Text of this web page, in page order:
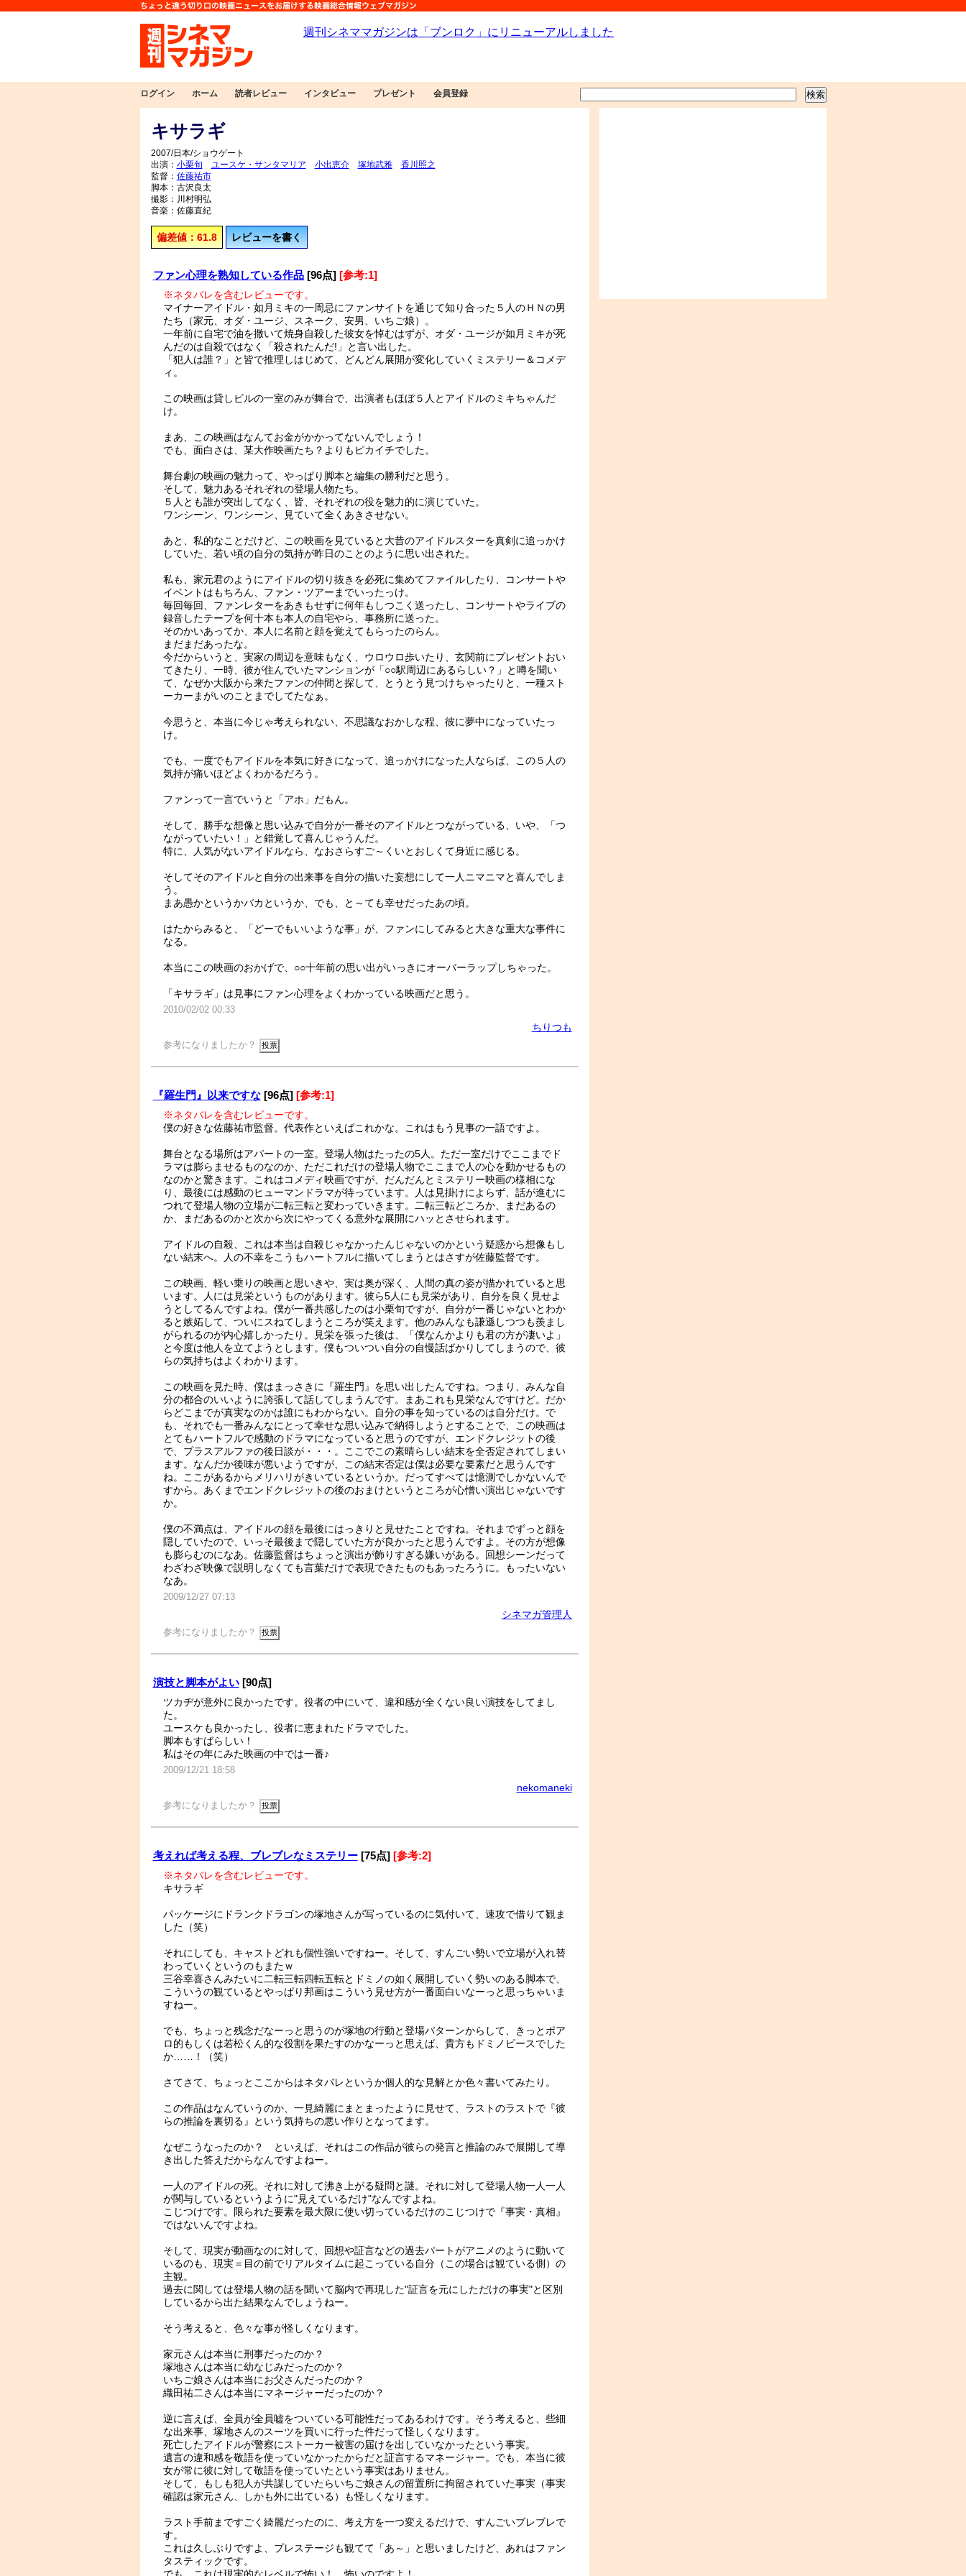
ログイン ホーム 読者レビュー インタビュー プレゼント 会員登録
キサラギ
2007/日本/ショウゲート
出演： 小栗旬 ユースケ・サンタマリア 小出恵介 塚地武雅
香川照之
監督： 佐藤祐市
脚本：古沢良太
撮影：川村明弘
音楽：佐藤直紀
偏差値：61.8 レビューを書く
ファン心理を熟知している作品[96点] [参考:1]
※ネタバレを含むレビューです。
マイナーアイドル・如月ミキの一周忌にファンサイトを通じて知り合った５人のＨＮの男
たち（家元、オダ・ユージ、スネーク、安男、いちご娘）。
一年前に自宅で油を撒いて焼身自殺した彼女を悼むはずが、オダ・ユージが如月ミキが死
んだのは自殺ではなく「殺されたんだ!」と言い出した。
「犯人は誰？」と皆で推理しはじめて、どんどん展開が変化していくミステリー＆コメデ
ィ。
この映画は貸しビルの一室のみが舞台で、出演者もほぼ５人とアイドルのミキちゃんだ
け。
まあ、この映画はなんてお金がかかってないんでしょう！
でも、面白さは、某大作映画たち？よりもピカイチでした。
舞台劇の映画の魅力って、やっぱり脚本と編集の勝利だと思う。
そして、魅力あるそれぞれの登場人物たち。
５人とも誰が突出してなく、皆、それぞれの役を魅力的に演じていた。
ワンシーン、ワンシーン、見ていて全くあきさせない。
あと、私的なことだけど、この映画を見ていると大昔のアイドルスターを真剣に追っかけ
していた、若い頃の自分の気持が昨日のことのように思い出された。
私も、家元君のようにアイドルの切り抜きを必死に集めてファイルしたり、コンサートや
イベントはもちろん、ファン・ツアーまでいったっけ。
毎回毎回、ファンレターをあきもせずに何年もしつこく送ったし、コンサートやライブの
録音したテープを何十本も本人の自宅やら、事務所に送った。
そのかいあってか、本人に名前と顔を覚えてもらったのらん。
まだまだあったな。
今だからいうと、実家の周辺を意味もなく、ウロウロ歩いたり、玄関前にプレゼントおい
てきたり、一時、彼が住んでいたマンションが「○○駅周辺にあるらしい？」と噂を聞い
て、なぜか大阪から来たファンの仲間と探して、とうとう見つけちゃったりと、一種スト
ーカーまがいのことまでしてたなぁ。
今思うと、本当に今じゃ考えられない、不思議なおかしな程、彼に夢中になっていたっ
け。
でも、一度でもアイドルを本気に好きになって、追っかけになった人ならば、この５人の
気持が痛いほどよくわかるだろう。
ファンって一言でいうと「アホ」だもん。
そして、勝手な想像と思い込みで自分が一番そのアイドルとつながっている、いや、「つ
ながっていたい！」と錯覚して喜んじゃうんだ。
特に、人気がないアイドルなら、なおさらすご～くいとおしくて身近に感じる。
そしてそのアイドルと自分の出来事を自分の描いた妄想にして一人ニマニマと喜んでしま
う。
まあ愚かというかバカというか、でも、と～ても幸せだったあの頃。
はたからみると、「どーでもいいような事」が、ファンにしてみると大きな重大な事件に
なる。
本当にこの映画のおかげで、○○十年前の思い出がいっきにオーバーラップしちゃった。
「キサラギ」は見事にファン心理をよくわかっている映画だと思う。
2010/02/02 00:33
ちりつも
参考になりましたか？
『羅生門』以来ですな[96点] [参考:1]
※ネタバレを含むレビューです。
僕の好きな佐藤祐市監督。代表作といえばこれかな。これはもう見事の一語ですよ。
舞台となる場所はアパートの一室。登場人物はたったの5人。ただ一室だけでここまでド
ラマは膨らませるものなのか、ただこれだけの登場人物でここまで人の心を動かせるもの
なのかと驚きます。これはコメディ映画ですが、だんだんとミステリー映画の様相にな
り、最後には感動のヒューマンドラマが待っています。人は見掛けによらず、話が進むに
つれて登場人物の立場が二転三転と変わっていきます。二転三転どころか、まだあるの
か、まだあるのかと次から次にやってくる意外な展開にハッとさせられます。
アイドルの自殺、これは本当は自殺じゃなかったんじゃないのかという疑惑から想像もし
ない結末へ。人の不幸をこうもハートフルに描いてしまうとはさすが佐藤監督です。
この映画、軽い乗りの映画と思いきや、実は奥が深く、人間の真の姿が描かれていると思
います。人には見栄というものがあります。彼ら5人にも見栄があり、自分を良く見せよ
うとしてるんですよね。僕が一番共感したのは小栗旬ですが、自分が一番じゃないとわか
ると嫉妬して、ついにスねてしまうところが笑えます。他のみんなも謙遜しつつも羨まし
がられるのが内心嬉しかったり。見栄を張った後は、「僕なんかよりも君の方が凄いよ」
と今度は他人を立てようとします。僕もついつい自分の自慢話ばかりしてしまうので、彼
らの気持ちはよくわかります。
この映画を見た時、僕はまっさきに『羅生門』を思い出したんですね。つまり、みんな自
分の都合のいいように誇張して話してしまうんです。まあこれも見栄なんですけど。だか
らどこまでが真実なのかは誰にもわからない。自分の事を知っているのは自分だけ。で
も、それでも一番みんなにとって幸せな思い込みで納得しようとすることで、この映画は
とてもハートフルで感動のドラマになっていると思うのですが、エンドクレジットの後
で、プラスアルファの後日談が・・・。ここでこの素晴らしい結末を全否定されてしまい
ます。なんだか後味が悪いようですが、この結末否定は僕は必要な要素だと思うんです
ね。ここがあるからメリハリがきいているというか。だってすべては憶測でしかないんで
すから。あくまでエンドクレジットの後のおまけというところが心憎い演出じゃないです
か。
僕の不満点は、アイドルの顔を最後にはっきりと見せたことですね。それまでずっと顔を
隠していたので、いっそ最後まで隠していた方が良かったと思うんですよ。その方が想像
も膨らむのになあ。佐藤監督はちょっと演出が飾りすぎる嫌いがある。回想シーンだって
わざわざ映像で説明しなくても言葉だけで表現できたものもあったろうに。もったいない
なあ。
2009/12/27 07:13
シネマガ管理人
参考になりましたか？
演技と脚本がよい[90点]
ツカヂが意外に良かったです。役者の中にいて、違和感が全くない良い演技をしてまし
た。
ユースケも良かったし、役者に恵まれたドラマでした。
脚本もすばらしい！
私はその年にみた映画の中では一番♪
2009/12/21 18:58
nekomaneki
参考になりましたか？
考えれば考える程、ブレブレなミステリー[75点] [参考:2]
※ネタバレを含むレビューです。
キサラギ
パッケージにドランクドラゴンの塚地さんが写っているのに気付いて、速攻で借りて観ま
した（笑）
それにしても、キャストどれも個性強いですねー。そして、すんごい勢いで立場が入れ替
わっていくというのもまたｗ
三谷幸喜さんみたいに二転三転四転五転とドミノの如く展開していく勢いのある脚本で、
こういうの観ているとやっぱり邦画はこういう見せ方が一番面白いなーっと思っちゃいま
すねー。
でも、ちょっと残念だなーっと思うのが塚地の行動と登場パターンからして、きっとポア
ロ的もしくは若松くん的な役割を果たすのかなーっと思えば、貴方もドミノピースでした
か……！（笑）
さてさて、ちょっとここからはネタバレというか個人的な見解とか色々書いてみたり。
この作品はなんていうのか、一見綺麗にまとまったように見せて、ラストのラストで『彼
らの推論を裏切る』という気持ちの悪い作りとなってます。
なぜこうなったのか？ といえば、それはこの作品が彼らの発言と推論のみで展開して導
き出した答えだからなんですよねー。
一人のアイドルの死。それに対して沸き上がる疑問と謎。それに対して登場人物一人一人
が関与しているというように"見えているだけ"なんですよね。
こじつけです。限られた要素を最大限に使い切っているだけのこじつけで『事実・真相』
ではないんですよね。
そして、現実が動画なのに対して、回想や証言などの過去パートがアニメのように動いて
いるのも、現実＝目の前でリアルタイムに起こっている自分（この場合は観ている側）の
主観。
過去に関しては登場人物の話を聞いて脳内で再現した"証言を元にしただけの事実"と区別
しているから出た結果なんでしょうねー。
そう考えると、色々な事が怪しくなります。
家元さんは本当に刑事だったのか？
塚地さんは本当に幼なじみだったのか？
いちご娘さんは本当にお父さんだったのか？
織田祐二さんは本当にマネージャーだったのか？
逆に言えば、全員が全員嘘をついている可能性だってあるわけです。そう考えると、些細
な出来事、塚地さんのスーツを買いに行った件だって怪しくなります。
死亡したアイドルが警察にストーカー被害の届けを出していなかったという事実。
遺言の違和感を敬語を使っていなかったからだと証言するマネージャー。でも、本当に彼
女が常に彼に対して敬語を使っていたという事実はありません。
そして、もしも犯人が共謀していたらいちご娘さんの留置所に拘留されていた事実（事実
確認は家元さん、しかも外に出ている）も怪しくなります。
ラスト手前まですごく綺麗だったのに、考え方を一つ変えるだけで、すんごいブレブレで
す。
これは久しぶりですよ、プレステージも観てて「あ～」と思いましたけど、あれはファン
タスティックです。